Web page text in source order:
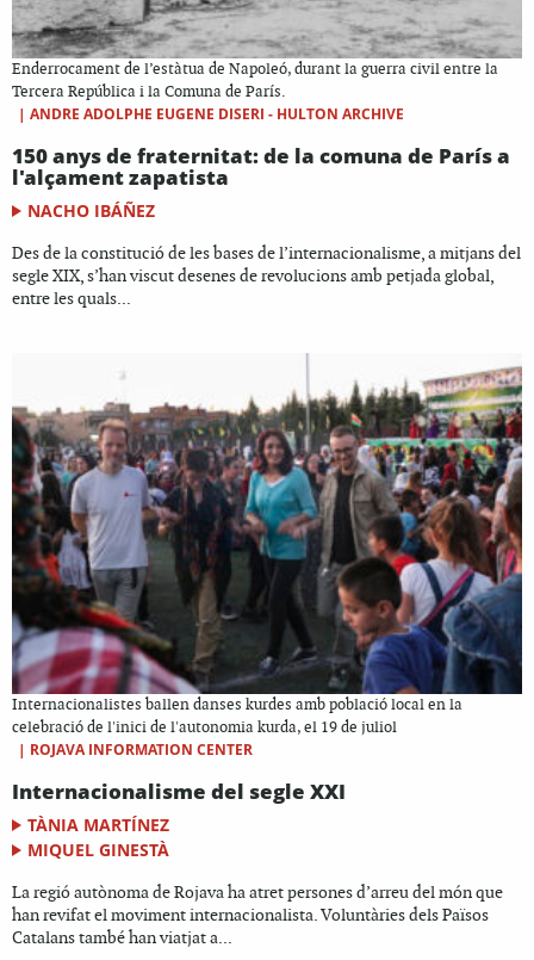
Enderrocament de l’estàtua de Napoleó, durant la guerra civil entre la
Tercera República i la Comuna de París.
| ANDRE ADOLPHE EUGENE DISERI - HULTON ARCHIVE
150 anys de fraternitat: de la comuna de París a
l'alçament zapatista
NACHO IBÁÑEZ
Des de la constitució de les bases de l’internacionalisme, a mitjans del
segle XIX, s’han viscut desenes de revolucions amb petjada global,
entre les quals...
Internacionalistes ballen danses kurdes amb població local en la
celebració de l'inici de l'autonomia kurda, el 19 de juliol
| ROJAVA INFORMATION CENTER
Internacionalisme del segle XXI
TÀNIA MARTÍNEZ
MIQUEL GINESTÀ
La regió autònoma de Rojava ha atret persones d’arreu del món que
han revifat el moviment internacionalista. Voluntàries dels Països
Catalans també han viatjat a...